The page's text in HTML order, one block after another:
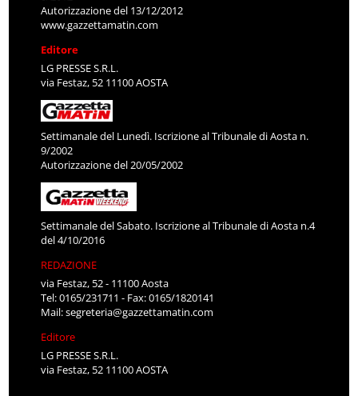
Autorizzazione del 13/12/2012
www.gazzettamatin.com
Editore
LG PRESSE S.R.L.
via Festaz, 52 11100 AOSTA
Settimanale del Lunedì. Iscrizione al Tribunale di Aosta n.
9/2002
Autorizzazione del 20/05/2002
Settimanale del Sabato. Iscrizione al Tribunale di Aosta n.4
del 4/10/2016
REDAZIONE
via Festaz, 52 - 11100 Aosta
Tel: 0165/231711 - Fax: 0165/1820141
Mail:segreteria@gazzettamatin.com
Editore
LG PRESSE S.R.L.
via Festaz, 52 11100 AOSTA